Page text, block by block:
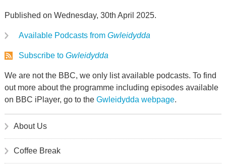
Published on Wednesday, 30th April 2025.
Available Podcasts from Gwleidydda
Subscribe to Gwleidydda
We are not the BBC, we only list available podcasts. To find
out more about the programme including episodes available
on BBC iPlayer, go to the Gwleidydda webpage.
About Us
Coffee Break